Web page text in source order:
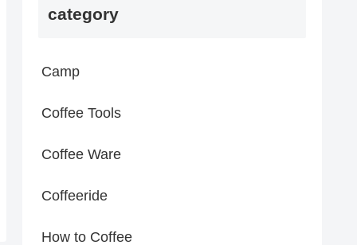
category
Camp
Coffee Tools
Coffee Ware
Coffeeride
How to Coffee